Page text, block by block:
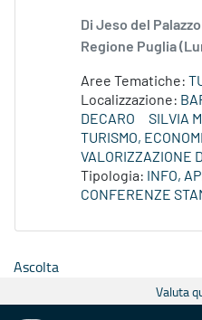
Di Jeso del
Regione Puglia
Aree Tematiche:
Localizzazione:
DECARO
SILVIA
TURISMO,
VALORIZZAZIONE
Tipologia:
INFO,
CONFERENZE
Ascolta
Valuta